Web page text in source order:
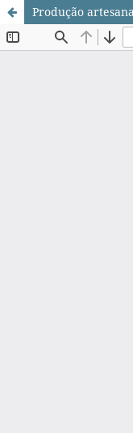
Produção